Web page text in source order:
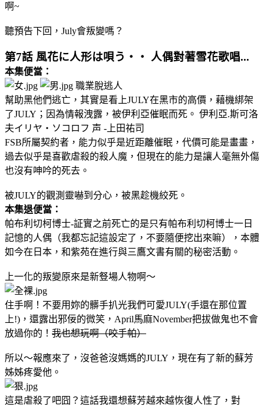
啊~
聽預告下回，July會叛變嗎？
第7話 風花に人形は唄う・・ 人偶對著雪花歌唱...
本集便當：
職業脫逃人
幫助黑他們逃亡，其實是看上JULY在黑市的高價，藉機綁架
了JULY；因為情報洩露，被伊利亞催眠而死。 伊利亞.斯可洛
夫イリヤ・ソコロフ 声 -上田祐司
FSB所屬契約者，能力似乎是近距離催眠，代價可能是畫畫，
過去似乎是喜歡虐殺的殺人魔，但現在的能力是讓人毫無外傷
也沒有呻吟的死去。
被JULY的觀測靈嚇到分心，被黑趁機絞死。
本集退便當：
帕布利切柯博士-証實之前死亡的是只有帕布利切柯博士一日
記憶的人偶（我都忘記這設定了，不要隨便挖出來嘛），本體
如今在日本，和紫苑在進行與三鷹文書有關的秘密活動。
上一化的叛變原來是新豋場人物啊～
住手啊！不要用妳的髒手扒光我們可愛JULY(手還在那位置
上!)，還露出邪佞的微笑，April馬麻November把拔做鬼也不會
放過你的！ 我也想玩啊（咬手帕）
所以～報應來了，沒爸爸沒媽媽的JULY，現在有了新的蘇芳
姊姊疼愛他。
這是虐殺了吧囧？這話我還想蘇芳越來越恢復人性了，對